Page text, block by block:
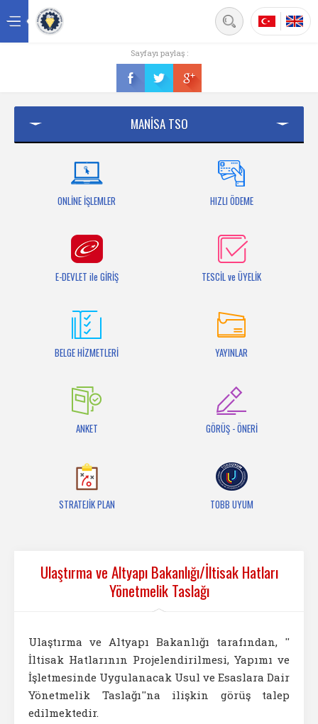
Üyelik
Bilgi Bankası
Sayfayı paylaş :
MANİSA TSO
ONLİNE İŞLEMLER HIZLI ÖDEME
E-DEVLET ile GİRİŞ TESCİL ve ÜYELİK
BELGE HİZMETLERİ YAYINLAR
ANKET GÖRÜŞ - ÖNERİ
STRATEJİK PLAN TOBB UYUM
Ulaştırma ve Altyapı Bakanlığı/İltisak Hatları
Yönetmelik Taslağı
Ulaştırma ve Altyapı Bakanlığı tarafından, ''
İltisak Hatlarının Projelendirilmesi, Yapımı ve
İşletmesinde Uygulanacak Usul ve Esaslara Dair
Yönetmelik Taslağı''na ilişkin görüş talep
edilmektedir.